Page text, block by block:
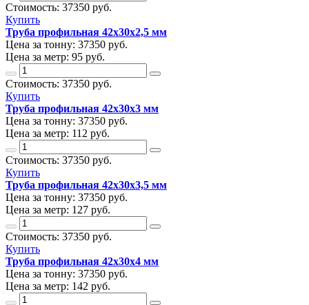
Стоимость: 37350 руб.
Купить
Труба профильная 42х30х2,5 мм
Цена за тонну: 37350 руб.
Цена за метр: 95 руб.
Стоимость: 37350 руб.
Купить
Труба профильная 42х30х3 мм
Цена за тонну: 37350 руб.
Цена за метр: 112 руб.
Стоимость: 37350 руб.
Купить
Труба профильная 42х30х3,5 мм
Цена за тонну: 37350 руб.
Цена за метр: 127 руб.
Стоимость: 37350 руб.
Купить
Труба профильная 42х30х4 мм
Цена за тонну: 37350 руб.
Цена за метр: 142 руб.